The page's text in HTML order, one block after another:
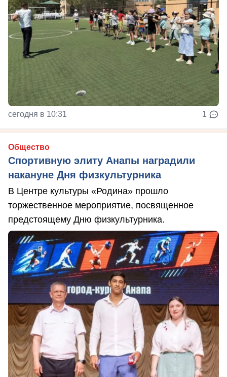
сегодня в 10:31 1
Общество
Спортивную элиту Анапы наградили
накануне Дня физкультурника
В Центре культуры «Родина» прошло
торжественное мероприятие, посвященное
предстоящему Дню физкультурника.